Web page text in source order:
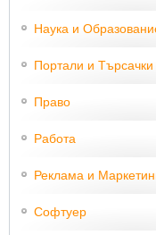
Наука и
Портали и Търсачки
Право
Работа
Реклама и
Софтуер